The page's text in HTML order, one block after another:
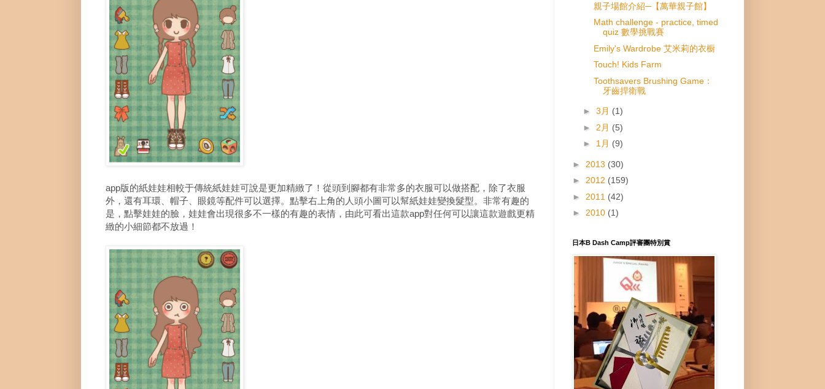
app版的紙娃娃相較于傳統紙娃娃可說是更加精緻了！從頭到腳都有非常多的衣服可以做搭配，除了衣服
外，還有耳環、帽子、眼鏡等配件可以選擇。點擊右上角的人頭小圖可以幫紙娃娃變換髮型。非常有趣的
是，點擊娃娃的臉，娃娃會出現很多不一樣的有趣的表情，由此可看出這款app對任何可以讓這款遊戲更精
緻的小細節都不放過！
親子場館介紹─【萬華親子館】
Math challenge - practice, timed
quiz 數學挑戰賽
Emily's Wardrobe 艾米莉的衣橱
Touch! Kids Farm
Toothsavers Brushing Game：
牙齒捍衛戰
► 3月 (1)
► 2月 (5)
► 1月 (9)
► 2013 (30)
► 2012 (159)
► 2011 (42)
► 2010 (1)
日本B Dash Camp評審團特別賞